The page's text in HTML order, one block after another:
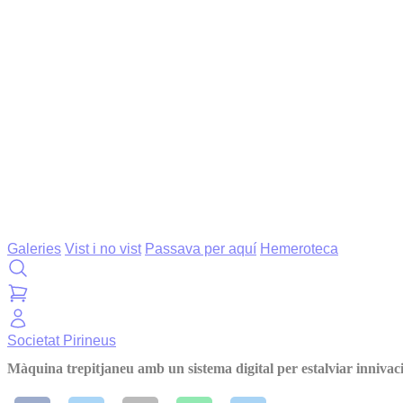
Galeries Vist i no vist Passava per aquí Hemeroteca
Societat Pirineus
Màquina trepitjaneu amb un sistema digital per estalviar